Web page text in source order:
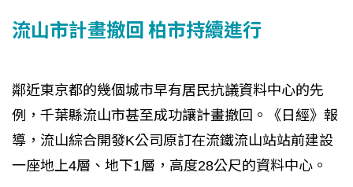
流山市計畫撤回 柏市持續進行
鄰近東京都的幾個城市早有居民抗議資料中心的先
例，千葉縣流山市甚至成功讓計畫撤回。《日經》報
導，流山綜合開發K公司原訂在流鐵流山站站前建設
一座地上4層、地下1層，高度28公尺的資料中心。